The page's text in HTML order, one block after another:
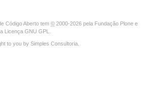
Código Aberto tem © 2000-2026 pela Fundação Plone e
Licença GNU GPL
to you by Simples Consultoria